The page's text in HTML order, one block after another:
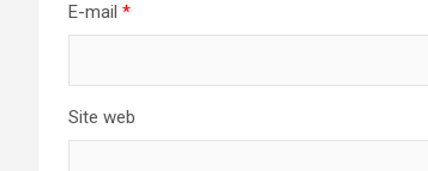
E-mail *
Site web